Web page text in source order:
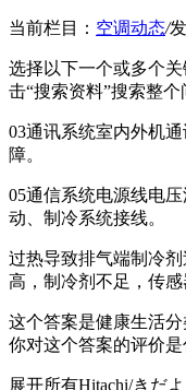
当前栏目： 空调动态/
选择以下一个或多个
击“搜索资料”搜索整个
03通讯系统室内外机
障。
05通信系统电源线电
动、制冷系统接线。
过热导致排气端制冷
高，制冷剂不足，传感
这个答案是健康生活
你对这个答案的评价
展开所有Hitachi/きだ